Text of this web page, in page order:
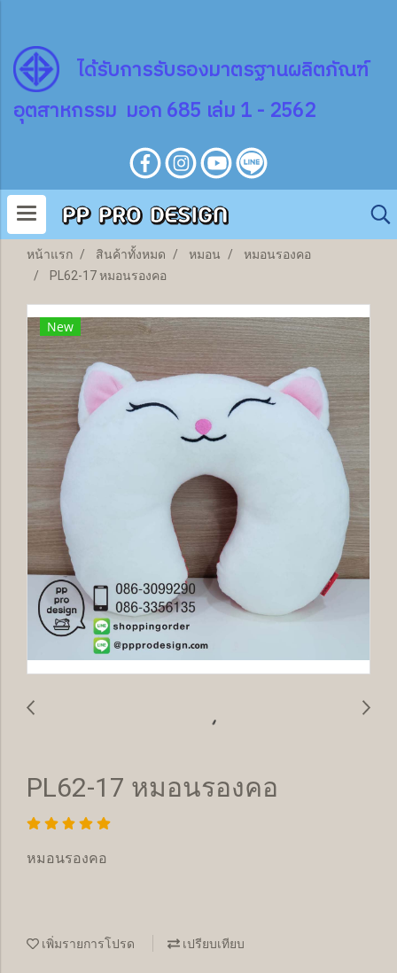
ได้รับการรับรองมาตรฐานผลิตภัณฑ์
อุตสาหกรรม มอก 685 เล่ม 1 - 2562
หน้าแรก สินค้าทั้งหมด หมอน
หมอนรองคอ
PL62-17 หมอนรองคอ
New
PL62-17 หมอนรองคอ
หมอนรองคอ
เพิ่มรายการโปรด เปรียบเทียบ